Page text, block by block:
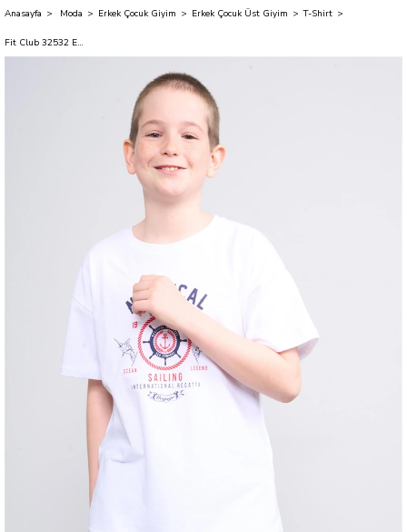
Anasayfa Moda Erkek Çocuk Giyim Erkek Çocuk Üst Giyim T-Shirt
Fit Club 32532 Erkek Çocuk Bisiklet Yaka Openend Baskılı T-shirt 4-12 Yaş Beyaz